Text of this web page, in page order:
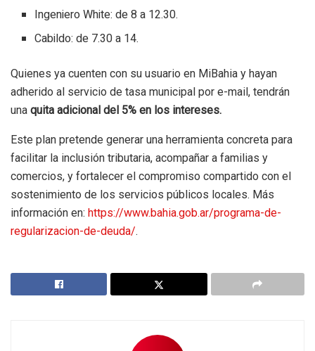
Ingeniero White: de 8 a 12.30.
Cabildo: de 7.30 a 14.
Quienes ya cuenten con su usuario en MiBahia y hayan
adherido al servicio de tasa municipal por e-mail, tendrán
una quita adicional del 5% en los intereses.
Este plan pretende generar una herramienta concreta para
facilitar la inclusión tributaria, acompañar a familias y
comercios, y fortalecer el compromiso compartido con el
sostenimiento de los servicios públicos locales. Más
información en: https://www.bahia.gob.ar/programa-de-
regularizacion-de-deuda/.